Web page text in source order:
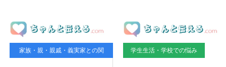
家族・親・親戚・義実家との関 学生生活・学校での悩み